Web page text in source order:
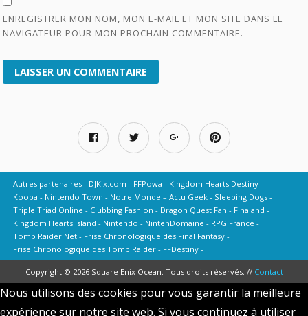
ENREGISTRER MON NOM, MON E-MAIL ET MON SITE DANS LE
NAVIGATEUR POUR MON PROCHAIN COMMENTAIRE.
Autres partenaires DJKix.com FFPowa
Kingdom Hearts Destiny
Koopa
Nintendo Town Notre Monde – Actu Geek
Sleeping Dogs
Triple Triad Online
Clubbing Fashion Dragon Quest Fan
Finaland
Kingdom Hearts Island
Nintendo NintenDomaine
RPG France
Tomb Raider Net
Frise Chronologique des Final Fantasy
Frise Chronologique des Tomb Raider
FFDestiny
Copyright © 2026 Square Enix Ocean. Tous droits réservés. // Contact
Nous utilisons des cookies pour vous garantir la meilleure
expérience sur notre site web. Si vous continuez à utiliser